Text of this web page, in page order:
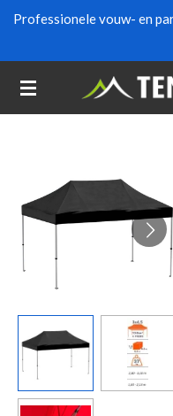
Ga
de
hoofdinhoud
Professionele vouw- en